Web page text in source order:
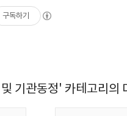
구독하기
기관동정' 카테고리의